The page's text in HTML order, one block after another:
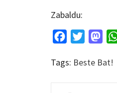
Zabaldu:
FacebookTwitter
Tags: Beste Bat!